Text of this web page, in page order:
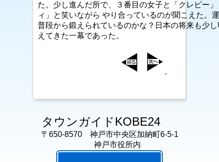
た。少し進んだ所で、３番目の女子と「クレピー
ィ」と笑いながら やり合っているのが聞こえた。
普段から鍛えられているのかな？日本の将来も少
えてきた一幕であった。
タウンガイドKOBE24
〒650-8570 神戸市中央区加納町6-5-1
神戸市役所内